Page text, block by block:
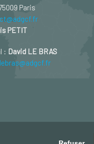
Paris
PETIT
: David LE BRAS